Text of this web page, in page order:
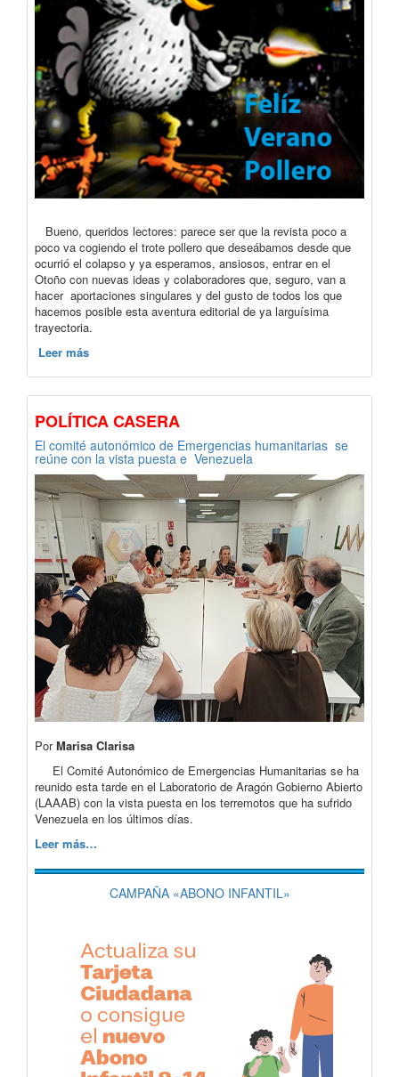
Bueno, queridos lectores: parece ser que la revista poco a
poco va cogiendo el trote pollero que deseábamos desde que
ocurrió el colapso y ya esperamos, ansiosos, entrar en el
Otoño con nuevas ideas y colaboradores que, seguro, van a
hacer aportaciones singulares y del gusto de todos los que
hacemos posible esta aventura editorial de ya larguísima
trayectoria.
Leer más
POLÍTICA CASERA
El comité autonómico de Emergencias humanitarias se
reúne con la vista puesta e Venezuela
PorMarisa Clarisa
El Comité Autonómico de Emergencias Humanitarias se ha
reunido esta tarde en el Laboratorio de Aragón Gobierno Abierto
(LAAAB) con la vista puesta en los terremotos que ha sufrido
Venezuela en los últimos días.
Leer más…
CAMPAÑA «ABONO INFANTIL»